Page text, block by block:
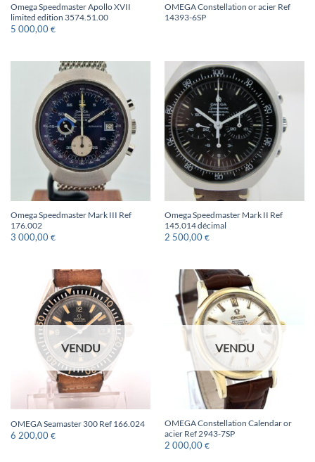
Omega Speedmaster Apollo XVII
limited edition 3574.51.00
5 000,00 €
OMEGA Constellation or acier Ref
14393-6SP
Omega Speedmaster Mark III Ref
176.002
3 000,00 €
Omega Speedmaster Mark II Ref
145.014 décimal
2 500,00 €
VENDU
OMEGA Seamaster 300 Ref 166.024
6 200,00 €
VENDU
OMEGA Constellation Calendar or
acier Ref 2943-7SP
2 000,00 €